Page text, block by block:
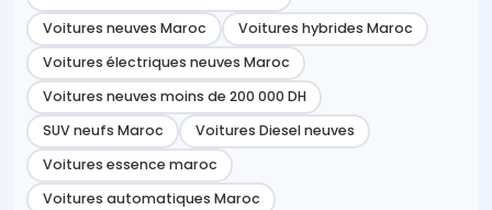
Voitures neuves Maroc
Voitures hybrides Maroc
Voitures électriques neuves Maroc
Voitures neuves moins de 200 000 DH
SUV neufs Maroc
Voitures Diesel neuves
Voitures essence maroc
Voitures automatiques Maroc